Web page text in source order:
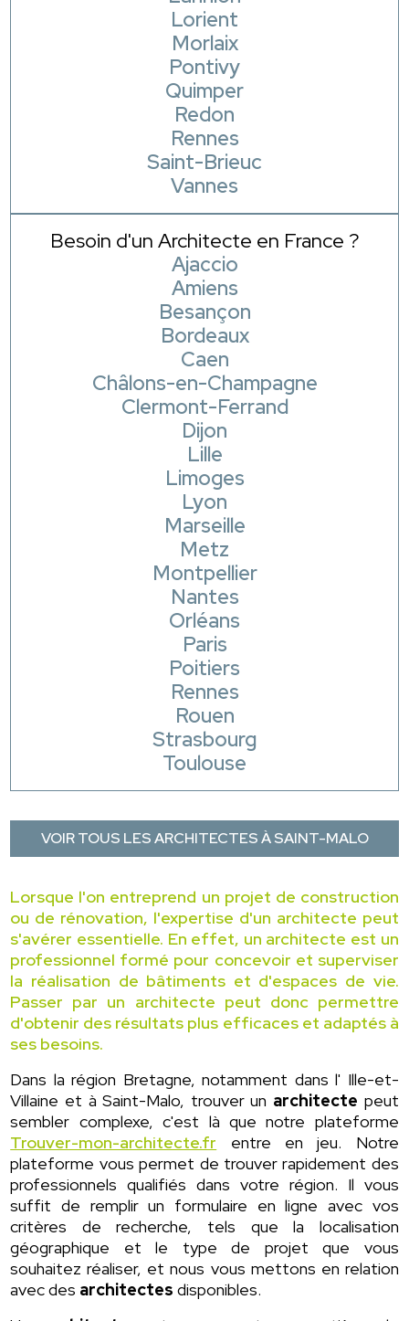
Lorient
Morlaix
Pontivy
Quimper
Redon
Rennes
Saint-Brieuc
Vannes
Besoin d'un Architecte en France ?
Ajaccio
Amiens
Besançon
Bordeaux
Caen
Châlons-en-Champagne
Clermont-Ferrand
Dijon
Lille
Limoges
Lyon
Marseille
Metz
Montpellier
Nantes
Orléans
Paris
Poitiers
Rennes
Rouen
Strasbourg
Toulouse
VOIR TOUS LES ARCHITECTES À SAINT-MALO
Lorsque l'on entreprend un projet de construction
ou de rénovation, l'expertise d'un architecte peut
s'avérer essentielle. En effet, un architecte est un
professionnel formé pour concevoir et superviser
la réalisation de bâtiments et d'espaces de vie.
Passer par un architecte peut donc permettre
d'obtenir des résultats plus efficaces et adaptés à
ses besoins.
Dans la région Bretagne, notamment dans l' Ille-et-
Villaine et à Saint-Malo, trouver un architecte peut
sembler complexe, c'est là que notre plateforme
Trouver-mon-architecte.fr entre en jeu. Notre
plateforme vous permet de trouver rapidement des
professionnels qualifiés dans votre région. Il vous
suffit de remplir un formulaire en ligne avec vos
critères de recherche, tels que la localisation
géographique et le type de projet que vous
souhaitez réaliser, et nous vous mettons en relation
avec des architectes disponibles.